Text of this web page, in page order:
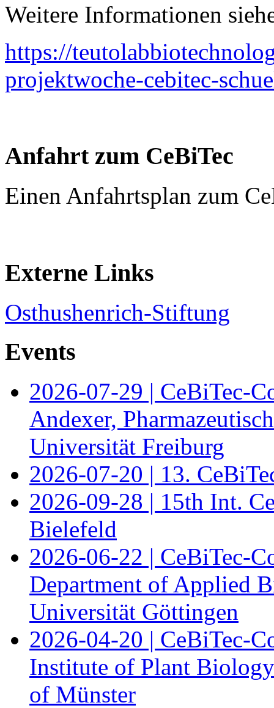
Weitere Informationen
https://
projektwoche-cebitec-
Anfahrt zum CeBiTec
Einen Anfahrtsplan zum
Externe Links
Osthushenrich-Stiftung
Events
2026-07-29 | CeBiTec-
Andexer,
Universität Freiburg
2026-07-20 | 13.
2026-09-28 | 15th Int.
Bielefeld
2026-06-22 | CeBiTec-
Department of Applied
Universität Göttingen
2026-04-20 | CeBiTec-
Institute of Plant
of Münster